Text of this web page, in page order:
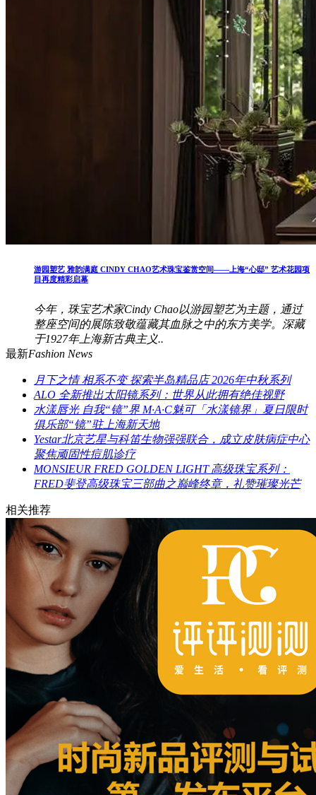
游园塑艺 雅韵满庭 CINDY CHAO艺术珠宝鉴赏空间——上海“心邸” 艺术花园项
目再度精彩启幕
今年，珠宝艺术家Cindy Chao以游园塑艺为主题，通过
整座空间的展陈致敬蕴藏其血脉之中的东方美学。深藏
于1927年上海新古典主义..
最新Fashion News
月下之情 相系不变 探索半岛精品店 2026年中秋系列
ALO 全新推出太阳镜系列：世界从此拥有绝佳视野
水漾唇光 自我“镜”界 M·A·C魅可「水漾镜界」夏日限时
俱乐部“镜”驻上海新天地
Yestar北京艺星与科笛生物强强联合，成立皮肤病症中心
聚焦顽固性痘肌诊疗
MONSIEUR FRED GOLDEN LIGHT 高级珠宝系列：
FRED斐登高级珠宝三部曲之巅峰终章，礼赞璀璨光芒
相关推荐